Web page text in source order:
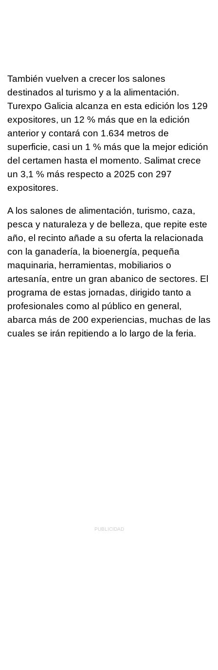
También vuelven a crecer los salones
destinados al turismo y a la alimentación.
Turexpo Galicia alcanza en esta edición los 129
expositores, un 12 % más que en la edición
anterior y contará con 1.634 metros de
superficie, casi un 1 % más que la mejor edición
del certamen hasta el momento. Salimat crece
un 3,1 % más respecto a 2025 con 297
expositores.
A los salones de alimentación, turismo, caza,
pesca y naturaleza y de belleza, que repite este
año, el recinto añade a su oferta la relacionada
con la ganadería, la bioenergía, pequeña
maquinaria, herramientas, mobiliarios o
artesanía, entre un gran abanico de sectores. El
programa de estas jornadas, dirigido tanto a
profesionales como al público en general,
abarca más de 200 experiencias, muchas de las
cuales se irán repitiendo a lo largo de la feria.